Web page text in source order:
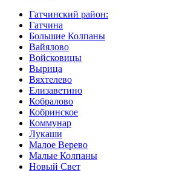
Гатчинский район:
Гатчина
Большие Колпаны
Вайялово
Войсковицы
Вырица
Вяхтелево
Елизаветино
Кобралово
Кобринское
Коммунар
Лукаши
Малое Верево
Малые Колпаны
Новый Свет